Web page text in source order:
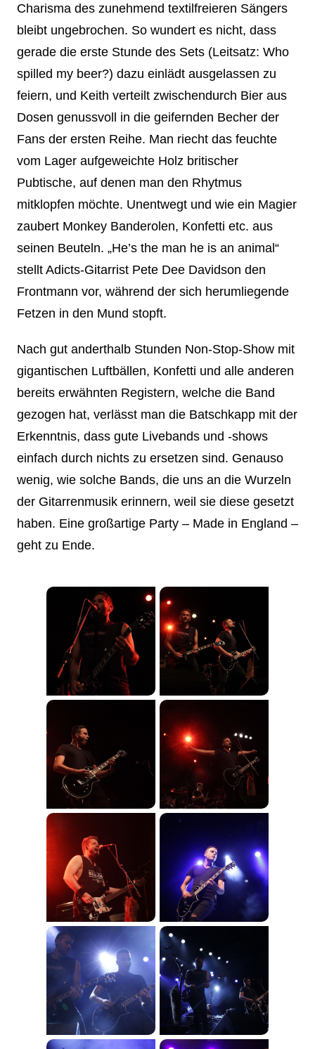
Charisma des zunehmend textilfreieren Sängers
bleibt ungebrochen. So wundert es nicht, dass
gerade die erste Stunde des Sets (Leitsatz: Who
spilled my beer?) dazu einlädt ausgelassen zu
feiern, und Keith verteilt zwischendurch Bier aus
Dosen genussvoll in die geifernden Becher der
Fans der ersten Reihe. Man riecht das feuchte
vom Lager aufgeweichte Holz britischer
Pubtische, auf denen man den Rhytmus
mitklopfen möchte. Unentwegt und wie ein Magier
zaubert Monkey Banderolen, Konfetti etc. aus
seinen Beuteln. „He’s the man he is an animal“
stellt Adicts-Gitarrist Pete Dee Davidson den
Frontmann vor, während der sich herumliegende
Fetzen in den Mund stopft.
Nach gut anderthalb Stunden Non-Stop-Show mit
gigantischen Luftbällen, Konfetti und alle anderen
bereits erwähnten Registern, welche die Band
gezogen hat, verlässt man die Batschkapp mit der
Erkenntnis, dass gute Livebands und -shows
einfach durch nichts zu ersetzen sind. Genauso
wenig, wie solche Bands, die uns an die Wurzeln
der Gitarrenmusik erinnern, weil sie diese gesetzt
haben. Eine großartige Party – Made in England –
geht zu Ende.